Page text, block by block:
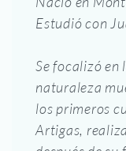
Estudió con
Se focalizó en
naturaleza
los primeros
Artigas,